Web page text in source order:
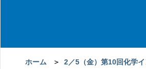
ホーム ＞ 2／5（金）第10回化学